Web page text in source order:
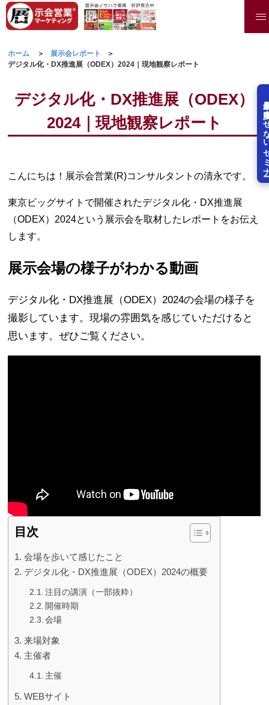
展示会を失
ホーム
展示会レポート
デジタル化・DX推進展（ODEX）2024｜現地観察レポート
デジタル化・DX推進展（ODEX）
2024｜現地観察レポート
こんにちは！展示会営業(R)コンサルタントの清永です。
東京ビッグサイトで開催されたデジタル化・DX推進展
（ODEX）2024という展示会を取材したレポートをお伝え
します。
展示会場の様子がわかる動画
デジタル化・DX推進展（ODEX）2024の会場の様子を
撮影しています。現場の雰囲気を感じていただけると
思います。ぜひご覧ください。
目次
会場を歩いて感じたこと
デジタル化・DX推進展（ODEX）2024の概要
注目の講演（一部抜粋）
開催時期
会場
来場対象
主催者
主催
WEBサイト